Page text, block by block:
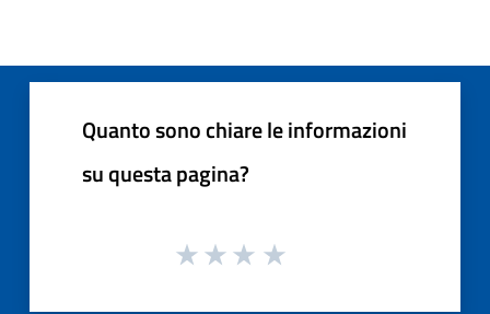
Quanto sono chiare le informazioni
su questa pagina?